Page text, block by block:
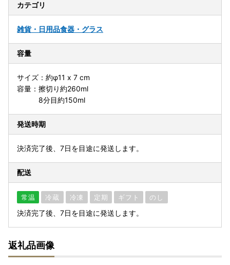
カテゴリ
雑貨・日用品食器・グラス
容量
サイズ：約φ11 x 7 cm
容量：擦切り約260ml
8分目約150ml
発送時期
決済完了後、7日を目途に発送します。
配送
常温 冷蔵 冷凍 定期 ギフト のし
決済完了後、7日を目途に発送します。
返礼品画像